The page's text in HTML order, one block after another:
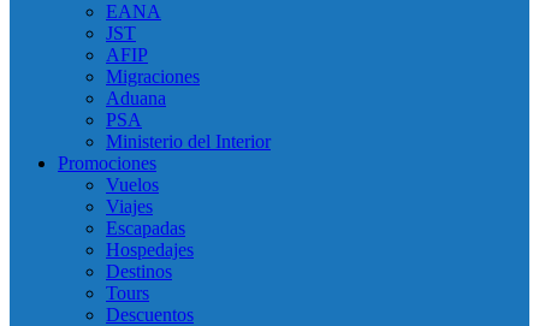
EANA
JST
AFIP
Migraciones
Aduana
PSA
Ministerio del Interior
Promociones
Vuelos
Viajes
Escapadas
Hospedajes
Destinos
Tours
Descuentos